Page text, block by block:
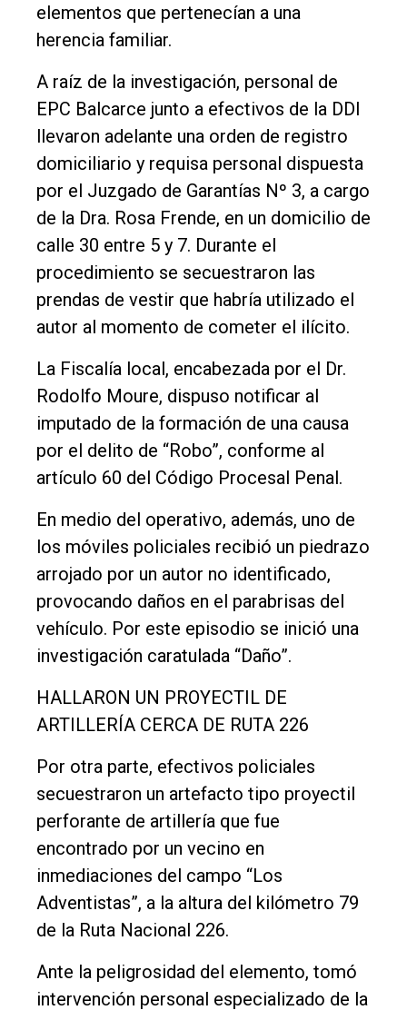
Edición
Empresa
Nosotros
Contacto
elementos que pertenecían a una
herencia familiar.
A raíz de la investigación, personal de
EPC Balcarce junto a efectivos de la DDI
llevaron adelante una orden de registro
domiciliario y requisa personal dispuesta
por el Juzgado de Garantías Nº 3, a cargo
de la Dra. Rosa Frende, en un domicilio de
calle 30 entre 5 y 7. Durante el
procedimiento se secuestraron las
prendas de vestir que habría utilizado el
autor al momento de cometer el ilícito.
La Fiscalía local, encabezada por el Dr.
Rodolfo Moure, dispuso notificar al
imputado de la formación de una causa
por el delito de “Robo”, conforme al
artículo 60 del Código Procesal Penal.
En medio del operativo, además, uno de
los móviles policiales recibió un piedrazo
arrojado por un autor no identificado,
provocando daños en el parabrisas del
vehículo. Por este episodio se inició una
investigación caratulada “Daño”.
HALLARON UN PROYECTIL DE
ARTILLERÍA CERCA DE RUTA 226
Por otra parte, efectivos policiales
secuestraron un artefacto tipo proyectil
perforante de artillería que fue
encontrado por un vecino en
inmediaciones del campo “Los
Adventistas”, a la altura del kilómetro 79
de la Ruta Nacional 226.
Ante la peligrosidad del elemento, tomó
intervención personal especializado de la